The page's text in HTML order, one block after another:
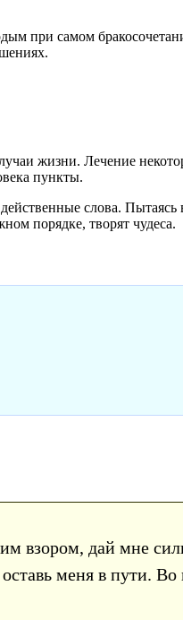
при самом
жизни. Лечение
пункты.
слова.
порядке, творят чудеса.
взором, дай мне
меня в пути.